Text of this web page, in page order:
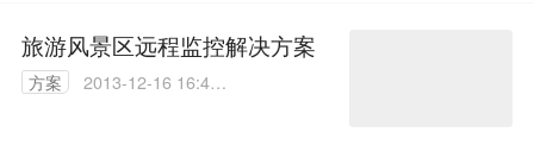
旅游风景区远程监控解决方案
方案
2013-12-16 16:42: